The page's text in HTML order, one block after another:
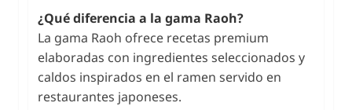
¿Qué diferencia a la gama Raoh?
La gama Raoh ofrece recetas premium
elaboradas con ingredientes seleccionados y
caldos inspirados en el ramen servido en
restaurantes japoneses.